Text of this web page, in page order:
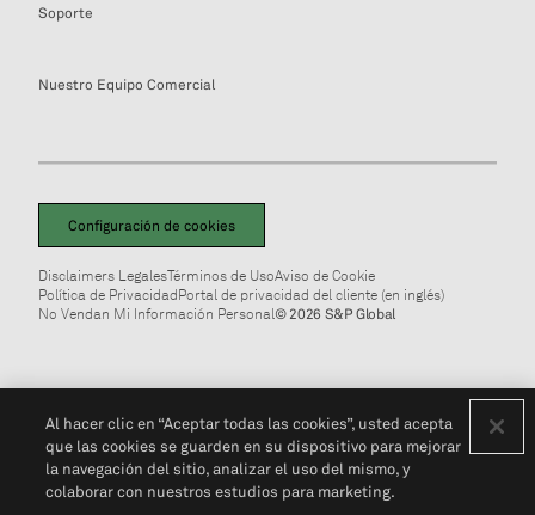
Soporte
Nuestro Equipo Comercial
Configuración de cookies
Disclaimers LegalesTérminos de UsoAviso de Cookie
Política de PrivacidadPortal de privacidad del cliente (en inglés)
No Vendan Mi Información Personal© 2026 S&P Global
Al hacer clic en “Aceptar todas las cookies”, usted acepta
que las cookies se guarden en su dispositivo para mejorar
la navegación del sitio, analizar el uso del mismo, y
colaborar con nuestros estudios para marketing.